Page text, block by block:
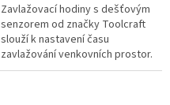
Zavlažovací hodiny s dešťovým
senzorem od značky Toolcraft
slouží k nastavení času
zavlažování venkovních prostor.
Dobu zavlažování lze nastavit